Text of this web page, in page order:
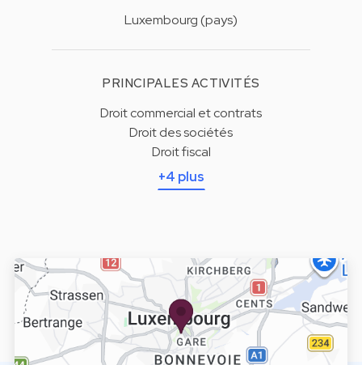
Luxembourg (pays)
PRINCIPALES ACTIVITÉS
Droit commercial et contrats
Droit des sociétés
Droit fiscal
+4 plus